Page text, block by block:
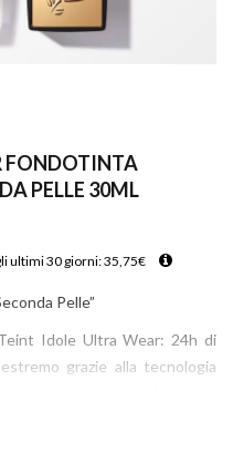
FONDOTINTA
PELLE 30ML
ultimi 30 giorni:35,75€
Pelle”
Idole Ultra Wear: 24h di
grazie alla tecnologia